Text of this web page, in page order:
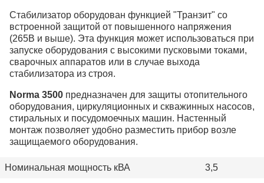
Стабилизатор оборудован функцией "Транзит" со
встроенной защитой от повышенного напряжения
(265В и выше). Эта функция может использоваться при
запуске оборудования с высокими пусковыми токами,
сварочных аппаратов или в случае выхода
стабилизатора из строя.
Norma 3500 предназначен для защиты отопительного
оборудования, циркуляционных и скважинных насосов,
стиральных и посудомоечных машин. Настенный
монтаж позволяет удобно разместить прибор возле
защищаемого оборудования.
Номинальная мощность кВА 3,5